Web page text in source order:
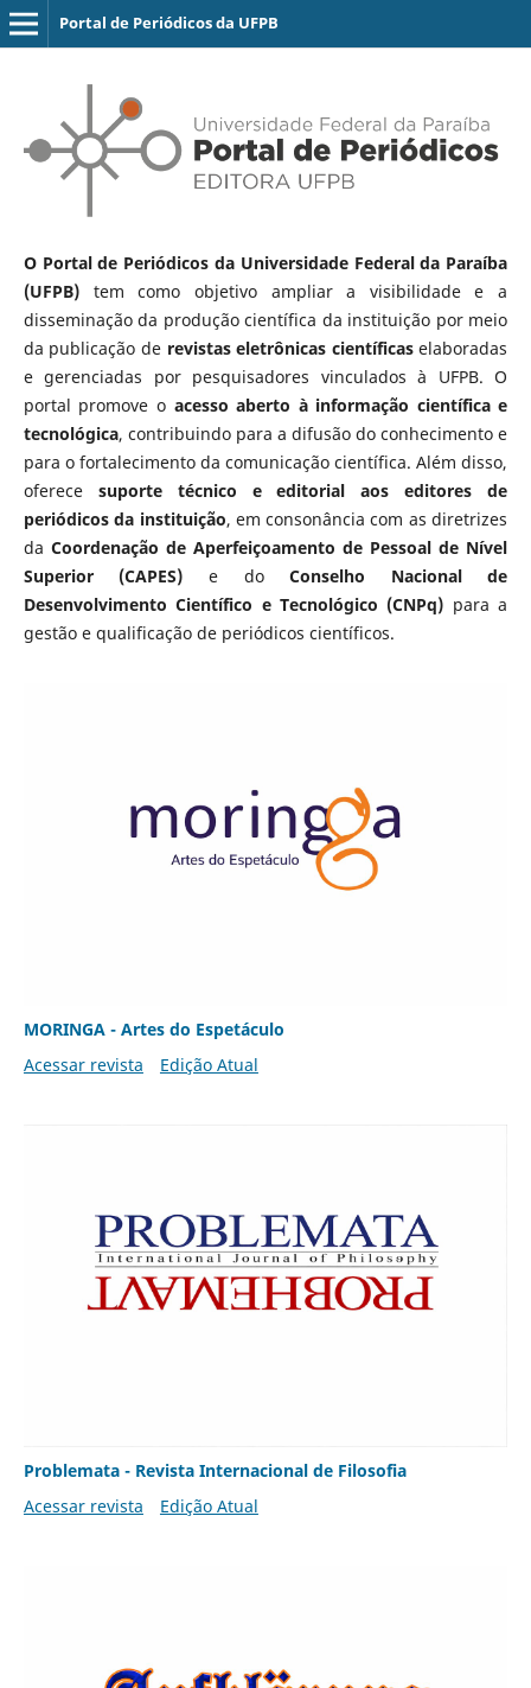
Portal de Periódicos da UFPB
O Portal de Periódicos da Universidade Federal da Paraíba
(UFPB)tem como objetivo ampliar a visibilidade e a
disseminação da produção científica da instituição por meio
da publicação de revistas eletrônicas científicaselaboradas
e gerenciadas por pesquisadores vinculados à UFPB. O
portal promove o acesso aberto à informação científica e
tecnológica, contribuindo para a difusão do conhecimento e
para o fortalecimento da comunicação científica. Além disso,
oferece suporte técnico e editorial aos editores de
periódicos da instituição, em consonância com as diretrizes
da Coordenação de Aperfeiçoamento de Pessoal de Nível
Superior (CAPES) e doConselho Nacional de
Desenvolvimento Científico e Tecnológico (CNPq) para a
gestão e qualificação de periódicos científicos.
MORINGA - Artes do Espetáculo
Acessar revista
Edição Atual
Problemata - Revista Internacional de Filosofia
Acessar revista
Edição Atual